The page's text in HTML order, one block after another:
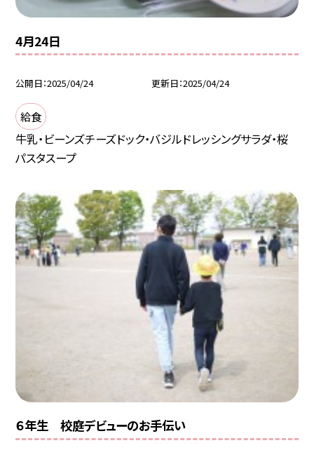
4月24日
公開日 2025/04/24 更新日 2025/04/24
給食
牛乳・ビーンズチーズドック・バジルドレッシングサラダ・桜
パスタスープ
６年生 校庭デビューのお手伝い